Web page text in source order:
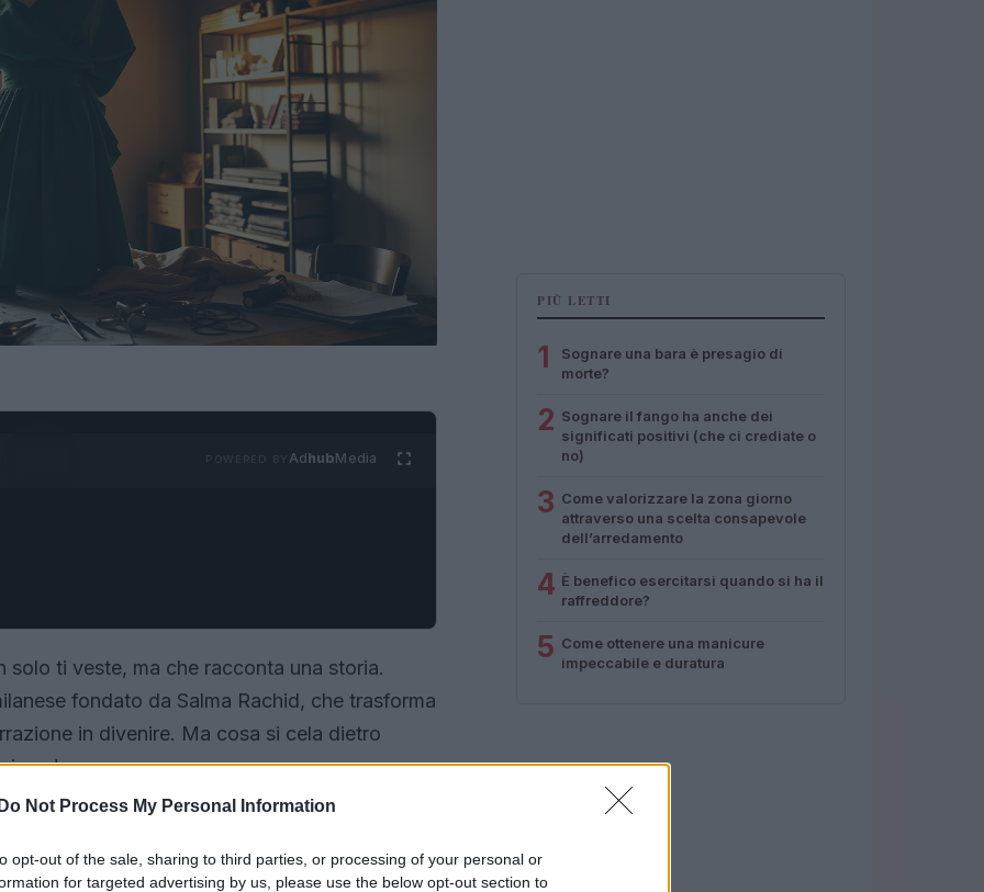
Do Not Process My Personal Information
opt-out of the sale, sharing to third parties, or processing of your personal or
for targeted advertising by us, please use the below opt-out section to
AdhubMedia
solo ti veste, ma che racconta una storia.
fondato da Salma Rachid, che trasforma
in divenire. Ma cosa si cela dietro
PIÙ LETTI
1
Sognare una bara è presagio di
morte?
2 Sognare il fango ha anche dei
significati positivi (che ci crediate o
no)
3 Come valorizzare la zona giorno
attraverso una scelta consapevole
dell’arredamento
4 È benefico esercitarsi quando si ha il
raffreddore?
5 Come ottenere una manicure
impeccabile e duratura